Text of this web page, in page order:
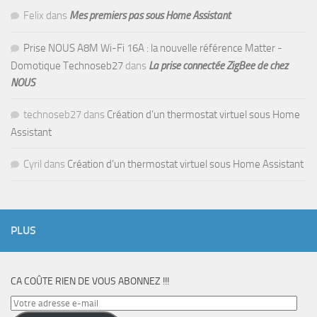
Felix dans Mes premiers pas sous Home Assistant
Prise NOUS A8M Wi-Fi 16A : la nouvelle référence Matter -
Domotique Technoseb27 dans La prise connectée ZigBee de chez
NOUS
technoseb27 dans Création d’un thermostat virtuel sous Home
Assistant
Cyril dans Création d’un thermostat virtuel sous Home Assistant
PLUS
CA COÛTE RIEN DE VOUS ABONNEZ !!!
Votre